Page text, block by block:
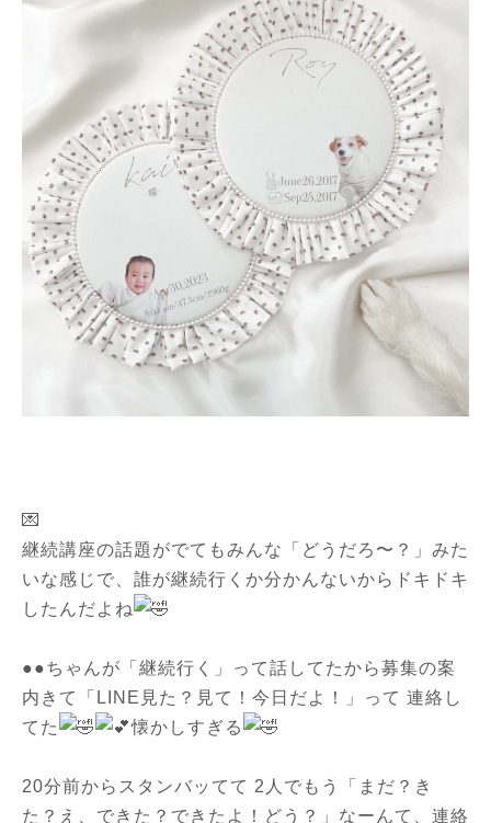
💌
継続講座の話題がでてもみんな「どうだろ〜？」みた
いな感じで、誰が継続行くか分かんないからドキドキ
したんだよね
●●ちゃんが「継続行く」って話してたから募集の案
内きて「LINE見た？見て！今日だよ！」って 連絡し
てた
懐かしすぎる
20分前からスタンバッてて 2人でもう「まだ？き
た？え、できた？できたよ！どう？」なーんて、連絡